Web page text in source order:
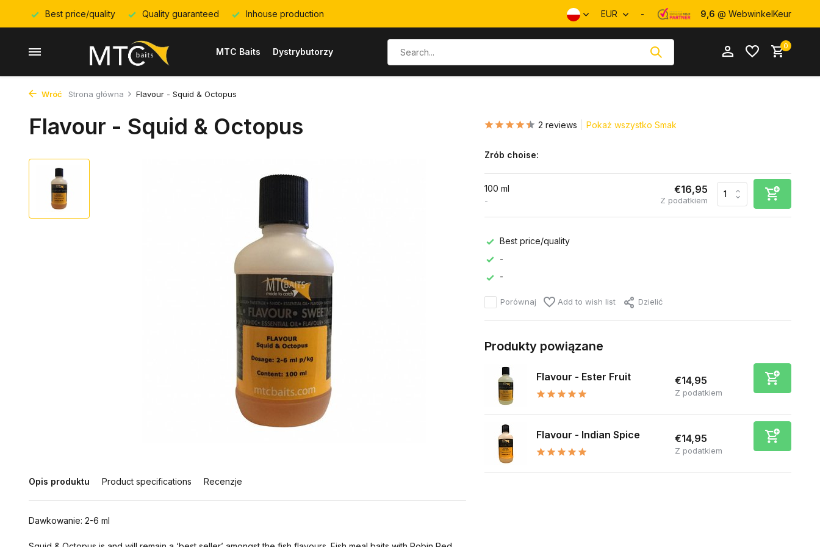
Best price/quality Quality guaranteed Inhouse production EUR - 9,6 @ WebwinkelKeur
MTC Baits Dystrybutorzy
Utwórz konto
0
Wróć Strona główna Flavour - Squid & Octopus
Flavour - Squid & Octopus
Opis produktu Product specifications Recenzje
Dawkowanie: 2-6 ml
2 reviews Pokaż wszystko Smak
Zrób choise:
100 ml
-
€16,95
Z podatkiem
Best price/quality
-
-
Porównaj Add to wish list Dzielić
Produkty powiązane
Flavour - Ester Fruit €14,95
Z podatkiem
Flavour - Indian Spice €14,95
Z podatkiem